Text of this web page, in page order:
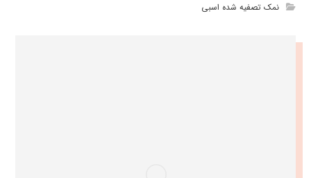
نمک تصفیه شده اسبی